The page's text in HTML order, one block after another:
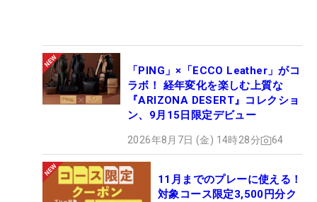
「PING」×「ECCO Leather」がコ
ラボ！ 経年変化を楽しむ上質な
『ARIZONA DESERT』コレクショ
ン、9月15日限定デビュー
2026年8月7日 (金) 14時28分 64
11月までのプレーに使える！
対象コース限定3,500円分ク